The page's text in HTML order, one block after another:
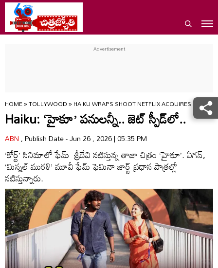
HOME»TOLLYWOOD»HAIKU WRAPS SHOOT NETFLIX ACQUIRES
Haiku: ‘హైకూ’ పనులన్నీ.. జెట్‌ స్పీడ్‌లో..
ABN, Publish Date - Jun 26 , 2026 | 05:35 PM
‘కోర్ట్’ సినిమాలో ఫేమ్ శ్రీదేవి నటిస్తున్న తాజా చిత్రం ‘హైకూ’. ఏగన్,
‘మిన్నల్ మురళి’ మూవీ ఫేమ్ ఫెమినా జార్జ్ ప్రధాన పాత్రల్లో
నటిస్తున్నారు.